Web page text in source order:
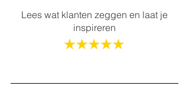
Lees wat klanten zeggen en laat je
inspireren